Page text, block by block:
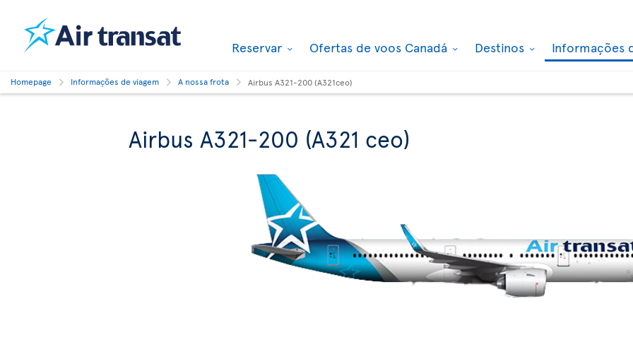
Reservar Ofertas de voos Canadá Destinos Informações
Homepage Informações de viagem A nossa frota Airbus A321-200 (A321ceo)
Airbus A321-200 (A321 ceo)